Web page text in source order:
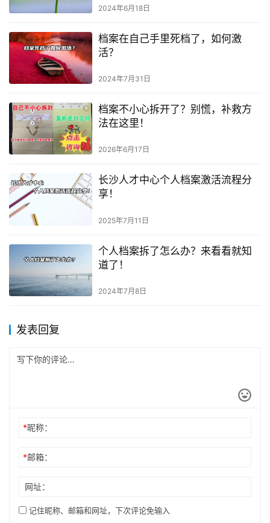
2024年6月18日
档案在自己手里死档了，如何激
活？
2024年7月31日
档案不小心拆开了？别慌，补救方
法在这里！
2026年6月17日
长沙人才中心个人档案激活流程分
享！
2025年7月11日
个人档案拆了怎么办？来看看就知
道了！
2024年7月8日
发表回复
*昵称：
*邮箱：
网址：
记住昵称、邮箱和网址，下次评论免输入